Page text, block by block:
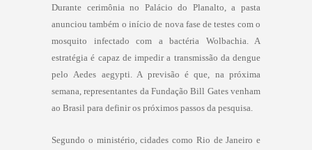
Durante cerimônia no Palácio do Planalto, a pasta
anunciou também o início de nova fase de testes com o
mosquito infectado com a bactéria Wolbachia. A
estratégia é capaz de impedir a transmissão da dengue
pelo Aedes aegypti. A previsão é que, na próxima
semana, representantes da Fundação Bill Gates venham
ao Brasil para definir os próximos passos da pesquisa.
Segundo o ministério, cidades como Rio de Janeiro e